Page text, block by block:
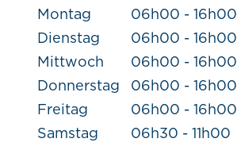
Montag
06h00 - 16h00
Dienstag
06h00 - 16h00
Mittwoch
06h00 - 16h00
Donnerstag
06h00 - 16h00
Freitag
06h00 - 16h00
Samstag
06h30 - 11h00